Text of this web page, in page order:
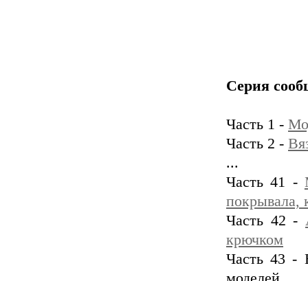
Серия
Часть 1 -
Часть 2 -
...
Часть 41 -
покрывала,
Часть 42 -
крючком
Часть 43 -